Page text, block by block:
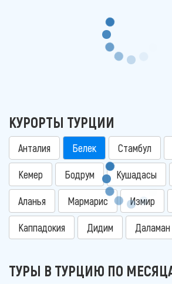
КУРОРТЫ ТУРЦИИ
Анталия Белек Стамбул
Кемер Бодрум Кушадасы
Аланья Мармарис Измир
Каппадокия Дидим Даламан
ТУРЫ В ТУРЦИЮ ПО